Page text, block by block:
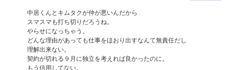
中居くんとキムタクが仲が悪いんだから
スマスマも打ち切りだろうね。
やらせになっちゃう。
どんな理由があっても仕事をほおり出すなんて無責任だし
理解出来ない。
契約が切れる９月に独立を考えれば良かったのに。
もう信用してない。